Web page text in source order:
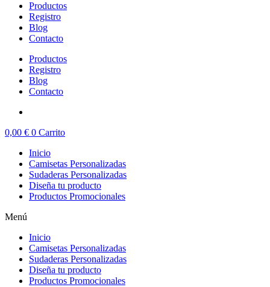
Productos
Registro
Blog
Contacto
Productos
Registro
Blog
Contacto
0,00 € 0 Carrito
Inicio
Camisetas Personalizadas
Sudaderas Personalizadas
Diseña tu producto
Productos Promocionales
Menú
Inicio
Camisetas Personalizadas
Sudaderas Personalizadas
Diseña tu producto
Productos Promocionales